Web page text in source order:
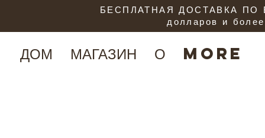
ДОМ МАГАЗИН О More
БЕСПЛАТНАЯ ДОСТАВКА ПО
долларов и